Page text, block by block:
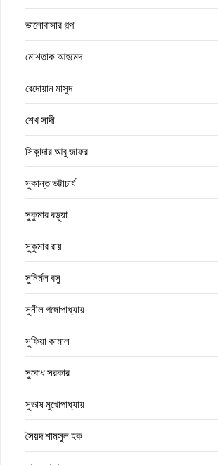
ভালোবাসার গল্প
মোশতাক আহমেদ
রেদোয়ান মাসুদ
শেখ সাদী
সিকান্দার আবু জাফর
সুকান্ত ভট্টাচার্য
সুকুমার বড়ুয়া
সুকুমার রায়
সুনির্মল বসু
সুনীল গঙ্গোপাধ্যায়
সুফিয়া কামাল
সুবোধ সরকার
সুভাষ মুখোপাধ্যায়
সৈয়দ শামসুল হক